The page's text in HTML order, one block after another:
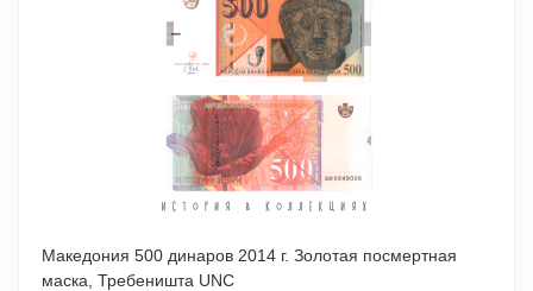
Македония 500 динаров 2014 г. Золотая посмертная
маска, Требеништа UNC